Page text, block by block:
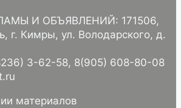
И ОБЪЯВЛЕНИЙ: 171506,
г. Кимры, ул. Володарского, д.
3-62-58, 8(905) 608-80-08
материалов